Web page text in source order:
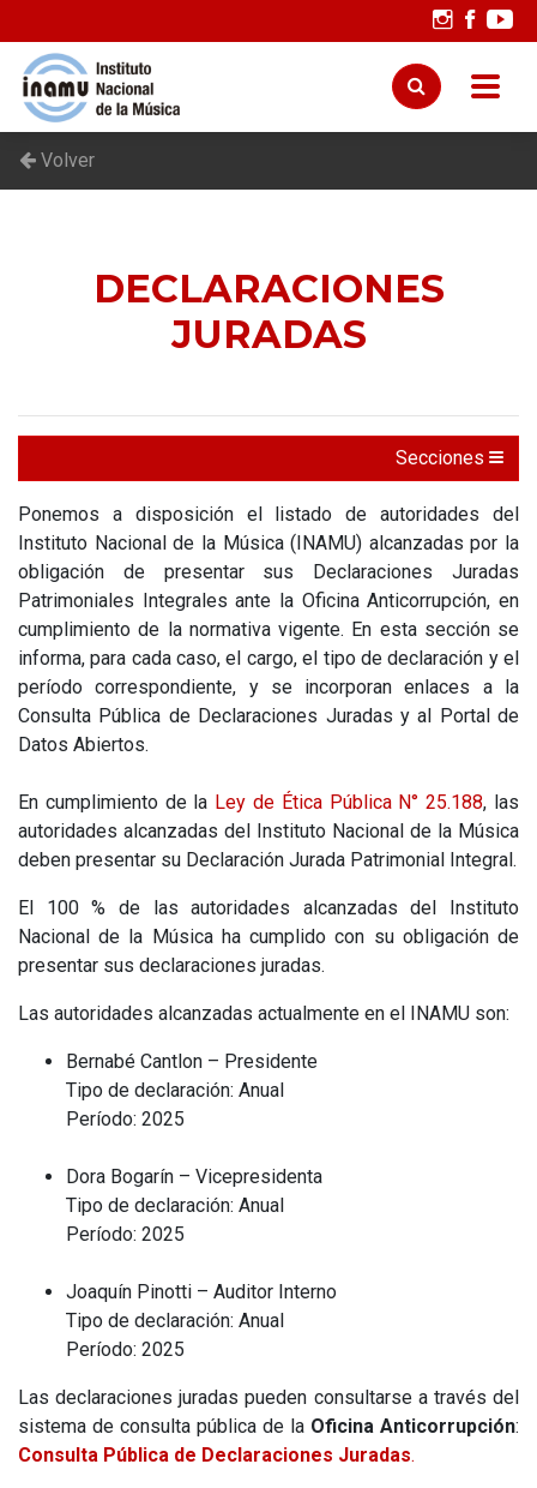
Volver
DECLARACIONES
JURADAS
Secciones
Ponemos a disposición el listado de autoridades del
Instituto Nacional de la Música (INAMU) alcanzadas por la
obligación de presentar sus Declaraciones Juradas
Patrimoniales Integrales ante la Oficina Anticorrupción, en
cumplimiento de la normativa vigente. En esta sección se
informa, para cada caso, el cargo, el tipo de declaración y el
período correspondiente, y se incorporan enlaces a la
Consulta Pública de Declaraciones Juradas y al Portal de
Datos Abiertos.
En cumplimiento de la Ley de Ética Pública N° 25.188, las
autoridades alcanzadas del Instituto Nacional de la Música
deben presentar su Declaración Jurada Patrimonial Integral.
El 100 % de las autoridades alcanzadas del Instituto
Nacional de la Música ha cumplido con su obligación de
presentar sus declaraciones juradas.
Las autoridades alcanzadas actualmente en el INAMU son:
Bernabé Cantlon – Presidente
Tipo de declaración: Anual
Período: 2025
Dora Bogarín – Vicepresidenta
Tipo de declaración: Anual
Período: 2025
Joaquín Pinotti – Auditor Interno
Tipo de declaración: Anual
Período: 2025
Las declaraciones juradas pueden consultarse a través del
sistema de consulta pública de la Oficina Anticorrupción:
Consulta Pública de Declaraciones Juradas.